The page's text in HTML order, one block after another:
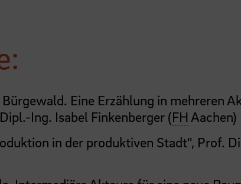
Eine Erzählung in mehreren
Dipl.-Ing. Isabel Finkenberger (FH Aachen)
in der produktiven Stadt", Prof.